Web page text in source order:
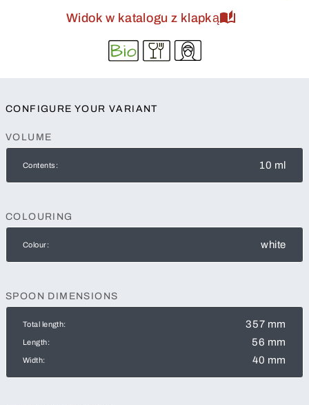
Widok w katalogu z klapką
CONFIGURE YOUR VARIANT
VOLUME
Contents: 10 ml
COLOURING
Colour: white
SPOON DIMENSIONS
Total length: 357 mm
Length: 56 mm
Width: 40 mm